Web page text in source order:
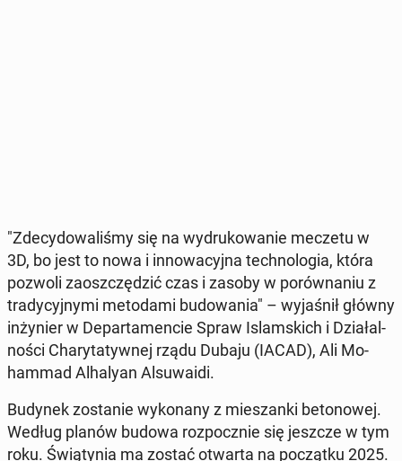
"Zde­cy­do­wa­li­śmy się na wy­dru­ko­wa­nie meczetu w
3D, bo jest to nowa i in­no­wa­cyj­na tech­no­lo­gia, która
pozwoli za­osz­czę­dzić czas i zasoby w po­rów­na­niu z
tra­dy­cyj­ny­mi me­to­da­mi bu­do­wa­nia" – wy­ja­śnił główny
in­ży­nier w De­par­ta­men­cie Spraw Is­lam­skich i Dzia­łal­
no­ści Cha­ry­ta­tyw­nej rządu Dubaju (IACAD), Ali Mo­
ham­mad Al­ha­ly­an Al­su­wa­idi.
Budynek zo­sta­nie wy­ko­na­ny z mie­szan­ki be­to­no­wej.
Według planów budowa roz­pocz­nie się jeszcze w tym
roku. Świą­ty­nia ma zostać otwarta na po­cząt­ku 2025.